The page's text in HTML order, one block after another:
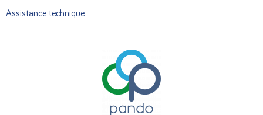
Assistance technique